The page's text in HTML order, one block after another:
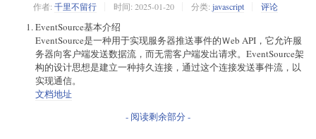
作者: 千里不留行 时间: 2025-01-20 分类: javascript 评论
EventSource基本介绍
EventSource是一种用于实现服务器推送事件的Ｗeb API，它允许服
务器向客户端发送数据流，而无需客户端发出请求。EventSource架
构的设计思想是建立一种持久连接，通过这个连接发送事件流，以
实现通信。
文档地址
- 阅读剩余部分 -